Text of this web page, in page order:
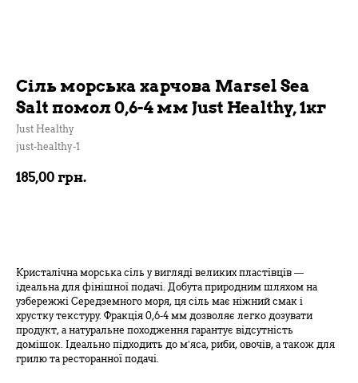
Сіль морська харчова Marsel Sea
Salt помол 0,6-4 мм Just Healthy, 1кг
Just Healthy
just-healthy-1
185,00 грн.
Кристалічна морська сіль у вигляді великих пластівців —
ідеальна для фінішної подачі. Добута природним шляхом на
узбережжі Середземного моря, ця сіль має ніжний смак і
хрустку текстуру. Фракція 0,6-4 мм дозволяє легко дозувати
продукт, а натуральне походження гарантує відсутність
домішок. Ідеально підходить до м’яса, риби, овочів, а також для
грилю та ресторанної подачі.